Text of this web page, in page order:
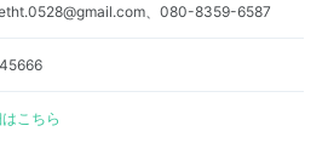
、080-8359-6587
こちら